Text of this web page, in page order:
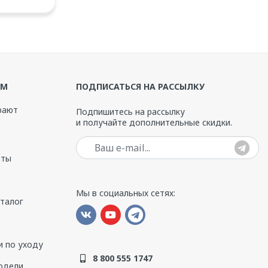
Цена, руб.
137 994
10 800
117 597
ddca01550e149f55cc9621e26dfddd24.png
по уходу
ПОДПИСАТЬСЯ НА РАССЫЛКУ
Подпишитесь на рассылку
и получайте дополнительные скидки.
Ваш e-mail
Мы в социальных сетях:
8 800 555 1747